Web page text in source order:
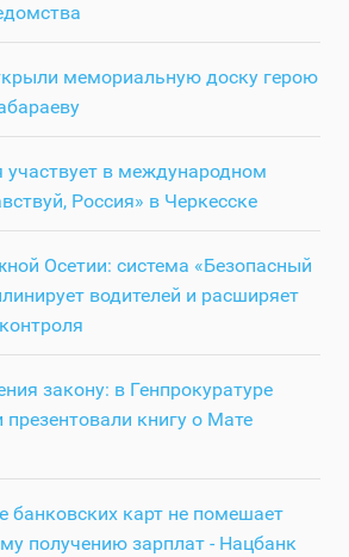
мемориальную доску герою
в международном
Россия» в Черкесске
Осетии: система «Безопасный
водителей и расширяет
закону: в Генпрокуратуре
книгу о Мате
банковских карт не помешает
получению зарплат - Нацбанк